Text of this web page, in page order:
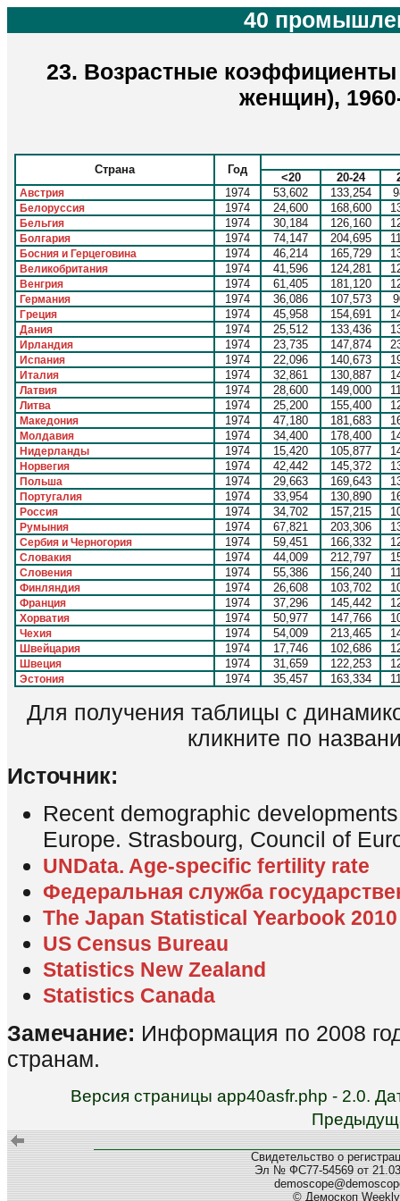
40
23. Возрастные
женщин),
Страна Год
<20 20-24
Австрия 1974 53,602 133,254
Белоруссия 1974 24,600 168,600
Бельгия 1974 30,184 126,160
Болгария 1974 74,147 204,695
Босния и Герцеговина 1974 46,214 165,729
Великобритания 1974 41,596 124,281
Венгрия 1974 61,405 181,120
Германия 1974 36,086 107,573
Греция 1974 45,958 154,691
Дания 1974 25,512 133,436
Ирландия 1974 23,735 147,874
Испания 1974 22,096 140,673
Италия 1974 32,861 130,887
Латвия 1974 28,600 149,000
Литва 1974 25,200 155,400
Македония 1974 47,180 181,683
Молдавия 1974 34,400 178,400
Нидерланды 1974 15,420 105,877
Норвегия 1974 42,442 145,372
Польша 1974 29,663 169,643
Португалия 1974 33,954 130,890
Россия 1974 34,702 157,215
Румыния 1974 67,821 203,306
Сербия и Черногория 1974 59,451 166,332
Словакия 1974 44,009 212,797
Словения 1974 55,386 156,240
Финляндия 1974 26,608 103,702
Франция 1974 37,296 145,442
Хорватия 1974 50,977 147,766
Чехия 1974 54,009 213,465
Швейцария 1974 17,746 102,686
Швеция 1974 31,659 122,253
Эстония 1974 35,457 163,334
Для получения таблицы с
кликните по
Источник:
Recent demographic
Europe. Strasbourg, Council of
UNData. Age-specific fertility rate
Федеральная служба
The Japan Statistical Yearbook 2010
US Census Bureau
Statistics New Zealand
Statistics Canada
Замечание: Информация по 2008
странам.
Версия страницы app40asfr.php - 2.0.
Свидетельство о
Эл № ФС77-54569 от
© Демоскоп Weekly